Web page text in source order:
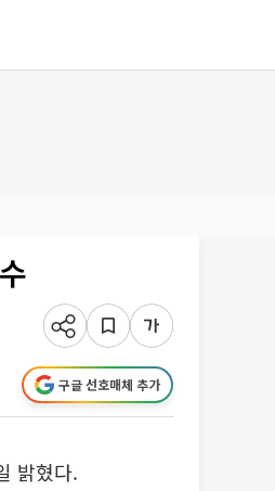
구글 선호매체 추가
밝혔다.